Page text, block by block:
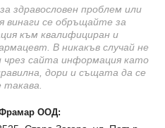
здравословен проблем или
винаги се обръщайте за
към квалифициран и
В никакъв случай не
сайта информация като
дори и същата да се
такава.
ООД: